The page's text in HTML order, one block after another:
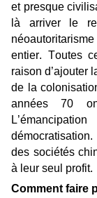
et presque
là arriver le
entier. Toutes
raison d’ajouter
de la
années 70
des sociétés
à leur seul profit.
Comment faire